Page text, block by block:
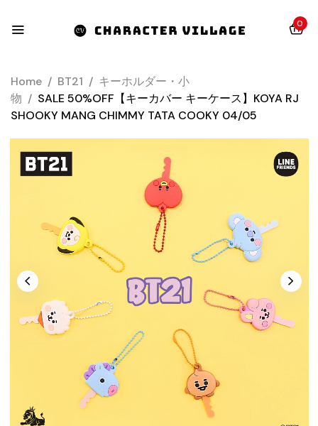
0
Home / BT21 / キーホルダー・小
物 / SALE 50%OFF【キーカバー キーケース】KOYA RJ
SHOOKY MANG CHIMMY TATA COOKY 04/05